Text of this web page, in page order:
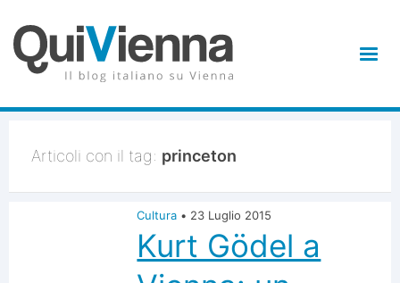
Articoli con il tag: princeton
Cultura • 23 Luglio 2015
Kurt Gödel a